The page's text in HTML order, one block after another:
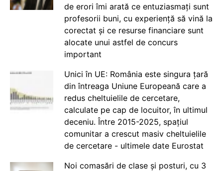
de erori îmi arată ce entuziasmați sunt
profesorii buni, cu experiență să vină la
corectat și ce resurse financiare sunt
alocate unui astfel de concurs
important
Unici în UE: România este singura țară
din întreaga Uniune Europeană care a
redus cheltuielile de cercetare,
calculate pe cap de locuitor, în ultimul
deceniu. Între 2015-2025, spațiul
comunitar a crescut masiv cheltuielile
de cercetare - ultimele date Eurostat
Noi comasări de clase și posturi, cu 3